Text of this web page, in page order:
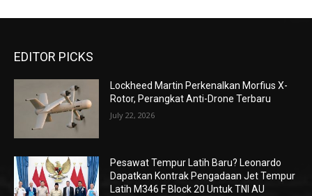
EDITOR PICKS
Lockheed Martin Perkenalkan Morfius X-
Rotor, Perangkat Anti-Drone Terbaru
July 22, 2026
Pesawat Tempur Latih Baru? Leonardo
Dapatkan Kontrak Pengadaan Jet Tempur
Latih M346 F Block 20 Untuk TNI AU